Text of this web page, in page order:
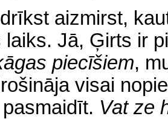
aizmirst,
laiks. Jā, Ģirts ir
piecīšiem,
visai
Vat ze